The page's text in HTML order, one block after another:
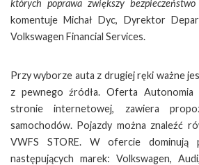
których poprawa zwiększy
komentuje Michał Dyc, Dyrektor
Volkswagen Financial Services.
Przy wyborze auta z drugiej ręki ważne
z pewnego źródła. Oferta Autonomia
stronie internetowej, zawiera
samochodów. Pojazdy można znaleźć
VWFS STORE. W ofercie dominują
następujących marek: Volkswagen,